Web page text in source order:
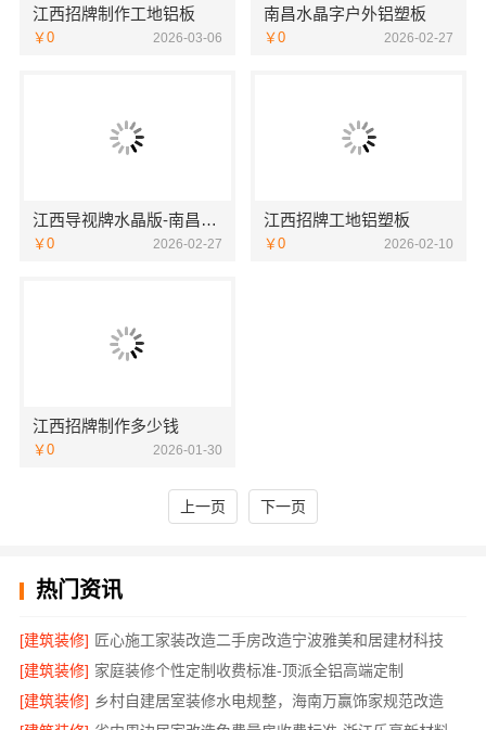
江西招牌制作工地铝板
￥0 2026-03-06
南昌水晶字户外铝塑板
￥0 2026-02-27
江西导视牌水晶版-南昌恒辉广告
￥0 2026-02-27
江西招牌工地铝塑板
￥0 2026-02-10
江西招牌制作多少钱
￥0 2026-01-30
上一页 下一页
热门资讯
[建筑装修] 匠心施工家装改造二手房改造宁波雅美和居建材科技
[建筑装修] 家庭装修个性定制收费标准-顶派全铝高端定制
[建筑装修] 乡村自建居室装修水电规整，海南万赢饰家规范改造